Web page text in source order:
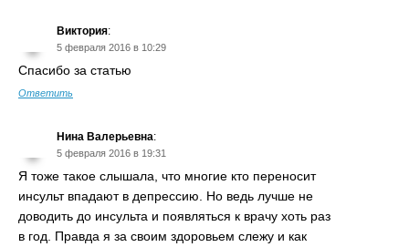
Виктория:
5 февраля 2016 в 10:29
Спасибо за статью
Ответить
Нина Валерьевна:
5 февраля 2016 в 19:31
Я тоже такое слышала, что многие кто переносит
инсульт впадают в депрессию. Но ведь лучше не
доводить до инсульта и появляться к врачу хоть раз
в год. Правда я за своим здоровьем слежу и как